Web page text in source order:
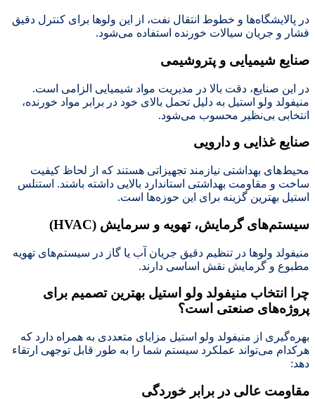
در پالایشگاه‌ها و خطوط انتقال نفت، از این ولوها برای کنترل دقیق
فشار و جریان سیالات خورنده استفاده می‌شود.
صنایع شیمیایی و پتروشیمی
در این صنایع، دقت بالا در مدیریت مواد شیمیایی الزامی است.
منیفولد ولو استیل به دلیل تحمل بالای خود در برابر مواد خورنده،
انتخابی بی‌نظیر محسوب می‌شود.
صنایع غذایی و دارویی
محیط‌های بهداشتی نیازمند تجهیزاتی هستند که از لحاظ کیفیت
ساخت و مقاومت بهداشتی استاندارد بالایی داشته باشند. استنلس
استیل بهترین گزینه برای این حوزه‌ها است.
سیستم‌های گرمایش، تهویه و سرمایش (HVAC)
منیفولد ولوها در تنظیم دقیق جریان آب یا گاز در سیستم‌های تهویه
مطبوع و گرمایش نقش اساسی دارند.
چرا انتخاب منیفولد ولو استیل بهترین تصمیم برای
پروژه‌های صنعتی است؟
بهره‌گیری از منیفولد ولو استیل مزایای متعددی به همراه دارد که
هرکدام می‌تواند عملکرد سیستم شما را به طور قابل توجهی ارتقاء
دهد:
مقاومت عالی در برابر خوردگی